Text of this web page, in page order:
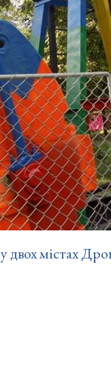
у двох містах